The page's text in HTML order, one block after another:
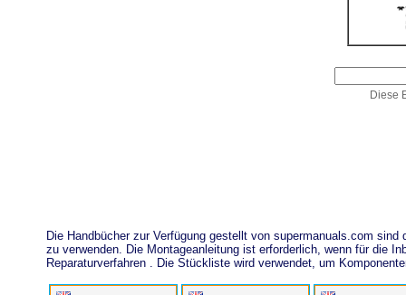
Diese
Die Handbücher zur Verfügung gestellt von supermanuals.com
zu verwenden. Die Montageanleitung ist erforderlich, wenn für die
Reparaturverfahren . Die Stückliste wird verwendet, um